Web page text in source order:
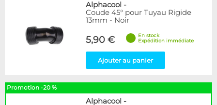
Alphacool -
Coude 45° pour Tuyau Rigide
13mm - Noir
5,90 €
En stock
Expédition immédiate
Ajouter au panier
Promotion -20 %
Alphacool -